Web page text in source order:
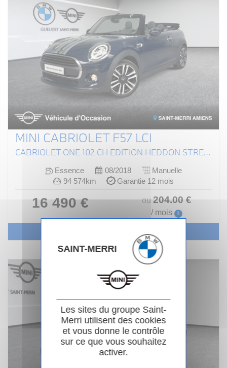
MINI CABRIOLET F57 LCI
CABRIOLET ONE 102 CH EDITION HEDDON STREET
Essence 08/2018
Manuelle
94 574km
Garantie 12 mois
16 490 € ou204.00 €
/ mois i
SAINT-MERRI
Les sites du groupe Saint-
Merri utilisent des cookies
et vous donne le contrôle
sur ce que vous souhaitez
activer.